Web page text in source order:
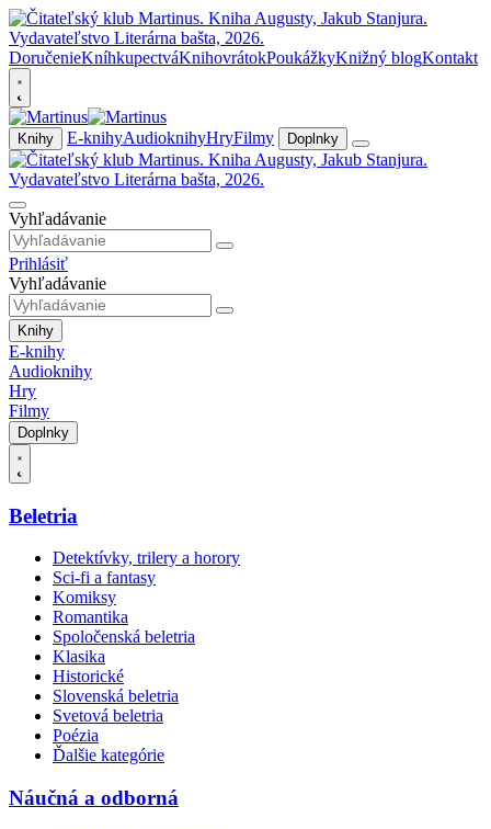
DoručenieKníhkupectváKnihovrátokPoukážkyKnižný blogKontakt
Knihy E-knihyAudioknihyHryFilmy Doplnky
Vyhľadávanie
Prihlásiť
Vyhľadávanie
Knihy
E-knihy
Audioknihy
Hry
Filmy
Doplnky
Beletria
Detektívky, trilery a horory
Sci-fi a fantasy
Komiksy
Romantika
Spoločenská beletria
Klasika
Historické
Slovenská beletria
Svetová beletria
Poézia
Ďalšie kategórie
Náučná a odborná